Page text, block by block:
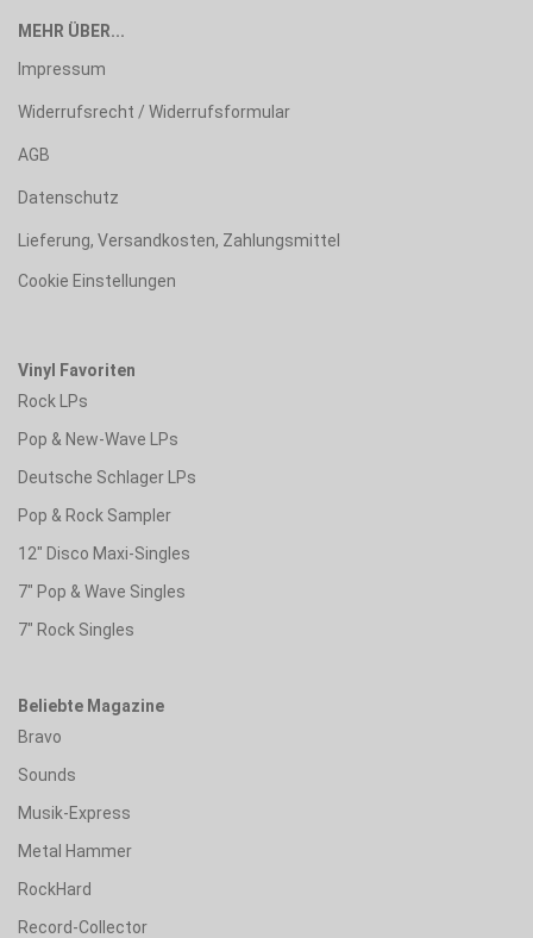
MEHR ÜBER...
Impressum
Widerrufsrecht / Widerrufsformular
AGB
Datenschutz
Lieferung, Versandkosten, Zahlungsmittel
Cookie Einstellungen
Vinyl Favoriten
Rock LPs
Pop & New-Wave LPs
Deutsche Schlager LPs
Pop & Rock Sampler
12" Disco Maxi-Singles
7" Pop & Wave Singles
7" Rock Singles
Beliebte Magazine
Bravo
Sounds
Musik-Express
Metal Hammer
RockHard
Record-Collector